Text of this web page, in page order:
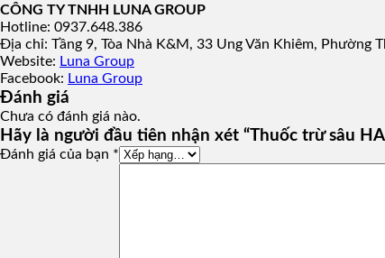
CÔNG TY TNHH LUNA GROUP
Hotline: 0937.648.386
Địa chỉ: Tầng 9, Tòa Nhà K&M, 33 Ung Văn Khiêm, Phường
Website: Luna Group
Facebook: Luna Group
Đánh giá
Chưa có đánh giá nào.
Hãy là người đầu tiên nhận xét “Thuốc trừ sâu
Đánh giá của bạn *